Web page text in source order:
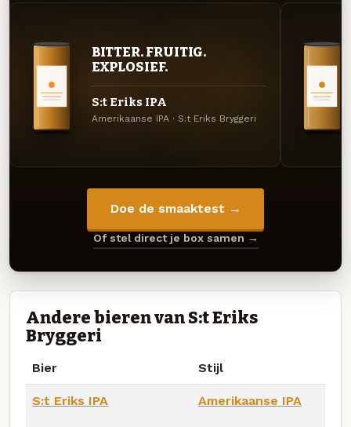
BITTER. FRUITIG.
EXPLOSIEF.
S:t Eriks IPA
Amerikaanse IPA · S:t Eriks Bryggeri
Doe de smaaktest →
Of stel direct je box samen →
Andere bieren van S:t Eriks
Bryggeri
Bier Stijl
S:t Eriks IPA Amerikaanse IPA